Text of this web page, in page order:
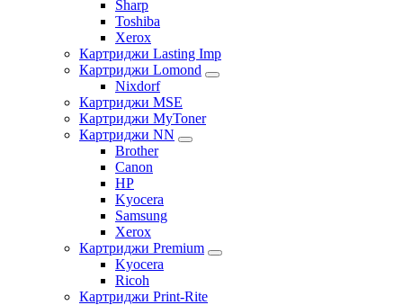
Sharp
Toshiba
Xerox
Картриджи Lasting Imp
Картриджи Lomond
Nixdorf
Картриджи MSE
Картриджи MyToner
Картриджи NN
Brother
Canon
HP
Kyocera
Samsung
Xerox
Картриджи Premium
Kyocera
Ricoh
Картриджи Print-Rite